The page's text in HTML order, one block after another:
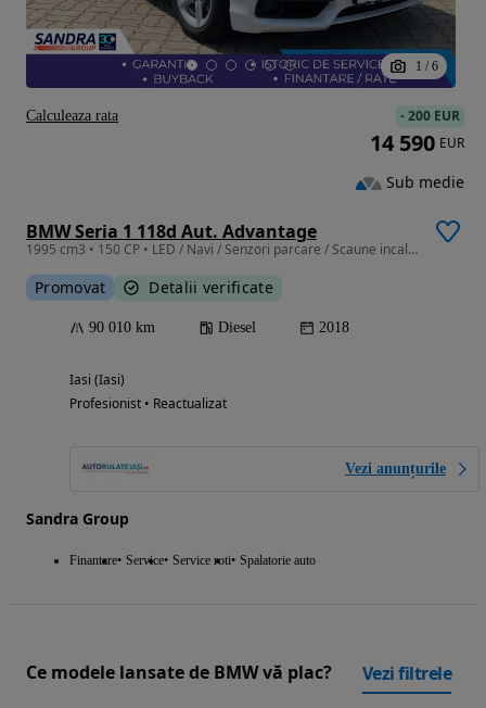
1 / 6
BMW Seria 1 118d Aut. Advantage
1995 cm3 • 150 CP • LED / Navi / Senzori parcare / Scaune incalzite / Drive select
Promovat Detalii verificate
90 010 km Diesel 2018
Iasi (Iasi)
Profesionist • Reactualizat
Vezi anunțurile
Sandra Group
Finantare Service Service roti Spalatorie auto
-200 EUR
14 590 EUR
Sub medie
Calculeaza rata
Ce modele lansate de BMW vă plac? Vezi filtrele